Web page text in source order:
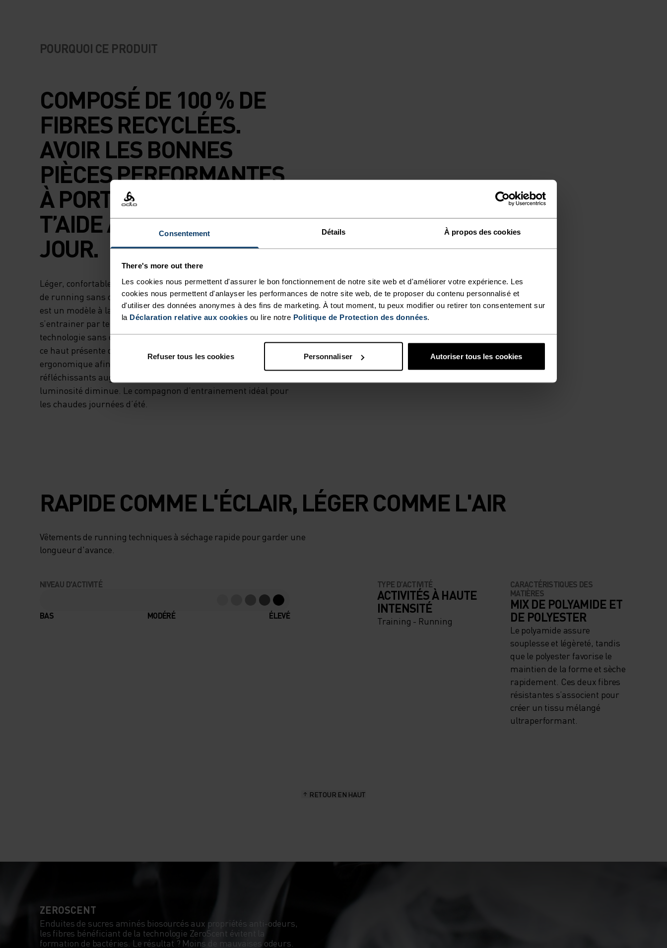
Consentement Détails À propos des cookies
There's more out there
Les cookies nous permettent d'assurer le bon fonctionnement de notre site web et d'améliorer votre expérience. Les
cookies nous permettent d'anlayser les performances de notre site web, de te proposer du contenu personnalisé et
d'utiliser des données anonymes à des fins de marketing. À tout moment, tu peux modifier ou retirer ton consentement sur
la Déclaration relative aux cookies ou lire notre Politique de Protection des données.
Refuser tous les cookies Personnaliser Autoriser tous les cookies
POURQUOI CE PRODUIT
COMPOSÉ DE 100 % DE
FIBRES RECYCLÉES.
AVOIR LES BONNES
PIÈCES PERFORMANTES
À PORTÉE DE MAIN
T’AIDE À COURIR CHAQUE
JOUR.
Léger, confortable et évacuant rapidement l’humidité, le t-shirt
de running sans coutures à manches longues Odlo Essentials
est un modèle à la confection soignée, indispensable pour
s’entrainer par temps froid. Confectionné à l’aide d’une
technologie sans coutures afin d’assurer un confort supérieur,
ce haut présente des zones en maille placées de manière
ergonomique afin d’optimiser la respirabilité. Des détails
réfléchissants augmentent quant à eux la visibilité lorsque la
luminosité diminue. Le compagnon d’entrainement idéal pour
les chaudes journées d’été.
RAPIDE COMME L'ÉCLAIR, LÉGER COMME L'AIR
Vêtements de running techniques à séchage rapide pour garder une
longueur d'avance.
NIVEAU D'ACTIVITÉ
BAS MODÉRÉ ÉLEVÉ
TYPE D’ACTIVITÉ
ACTIVITÉS À HAUTE
INTENSITÉ
Training - Running
CARACTÉRISTIQUES DES
MATIÈRES
MIX DE POLYAMIDE ET
DE POLYESTER
Le polyamide assure
souplesse et légèreté, tandis
que le polyester favorise le
maintien de la forme et sèche
rapidement. Ces deux fibres
résistantes s’associent pour
créer un tissu mélangé
ultraperformant.
RETOUR EN HAUT
ZEROSCENT
Enduites de sucres aminés biosourcés aux propriétés anti-odeurs,
les fibres bénéficiant de la technologie ZeroScent évitent la
formation de bactéries. Le résultat ? Moins de mauvaises odeurs.